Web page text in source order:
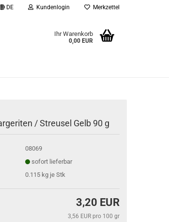
DE Kundenlogin Merkzettel
Ihr Warenkorb
0,00 EUR
/ Streusel Gelb 90 g
08069
sofort lieferbar
0.115 kg je Stk
3,20 EUR
3,56 EUR pro 100 gr